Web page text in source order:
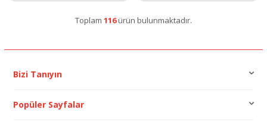
Toplam 116ürün bulunmaktadır.
Bizi Tanıyın
Popüler Sayfalar